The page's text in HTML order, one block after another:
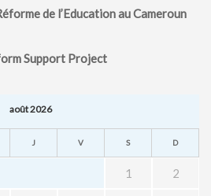
de l’Education au Cameroun
Support Project
août 2026
J V S D
1 2